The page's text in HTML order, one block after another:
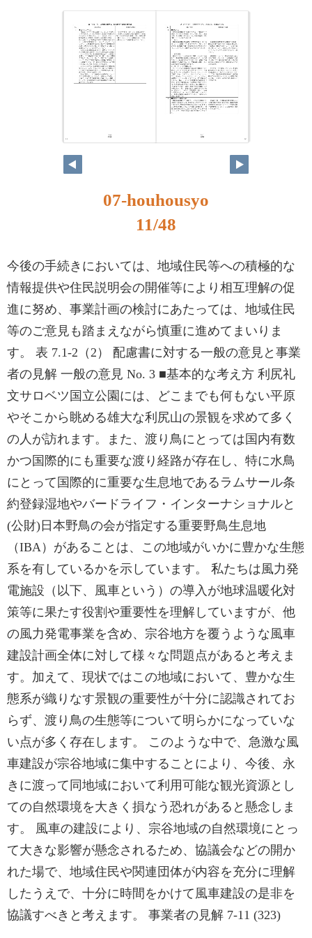
11 12
07-houhousyo
11/48
今後の手続きにおいては、地域住民等への積極的な
情報提供や住民説明会の開催等により相互理解の促
進に努め、事業計画の検討にあたっては、地域住民
等のご意見も踏まえながら慎重に進めてまいりま
す。 表 7.1-2（2） 配慮書に対する一般の意見と事業
者の見解 一般の意見 No. 3 ■基本的な考え方 利尻礼
文サロベツ国立公園には、どこまでも何もない平原
やそこから眺める雄大な利尻山の景観を求めて多く
の人が訪れます。また、渡り鳥にとっては国内有数
かつ国際的にも重要な渡り経路が存在し、特に水鳥
にとって国際的に重要な生息地であるラムサール条
約登録湿地やバードライフ・インターナショナルと
(公財)日本野鳥の会が指定する重要野鳥生息地
（IBA）があることは、この地域がいかに豊かな生態
系を有しているかを示しています。 私たちは風力発
電施設（以下、風車という）の導入が地球温暖化対
策等に果たす役割や重要性を理解していますが、他
の風力発電事業を含め、宗谷地方を覆うような風車
建設計画全体に対して様々な問題点があると考えま
す。加えて、現状ではこの地域において、豊かな生
態系が織りなす景観の重要性が十分に認識されてお
らず、渡り鳥の生態等について明らかになっていな
い点が多く存在します。 このような中で、急激な風
車建設が宗谷地域に集中することにより、今後、永
きに渡って同地域において利用可能な観光資源とし
ての自然環境を大きく損なう恐れがあると懸念しま
す。 風車の建設により、宗谷地域の自然環境にとっ
て大きな影響が懸念されるため、協議会などの開か
れた場で、地域住民や関連団体が内容を充分に理解
したうえで、十分に時間をかけて風車建設の是非を
協議すべきと考えます。 事業者の見解 7-11 (323)